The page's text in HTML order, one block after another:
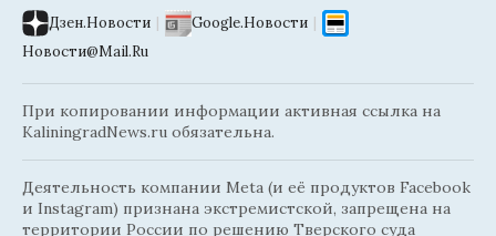
Дзен.Новости | Google.Новости |
Новости@Mail.Ru
При копировании информации активная ссылка на
KaliningradNews.ru обязательна.
Деятельность компании Meta (и её продуктов Facebook
и Instagram) признана экстремистской, запрещена на
территории России по решению Тверского суда